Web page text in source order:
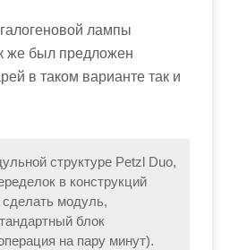
лампы
же был предложен
в таком варианте так и
структуре Petzl Duo,
в конструкций
модуль,
блок
на пару минут).